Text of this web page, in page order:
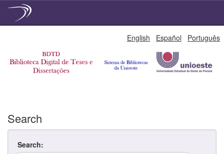
English Español Português
Search
Search: